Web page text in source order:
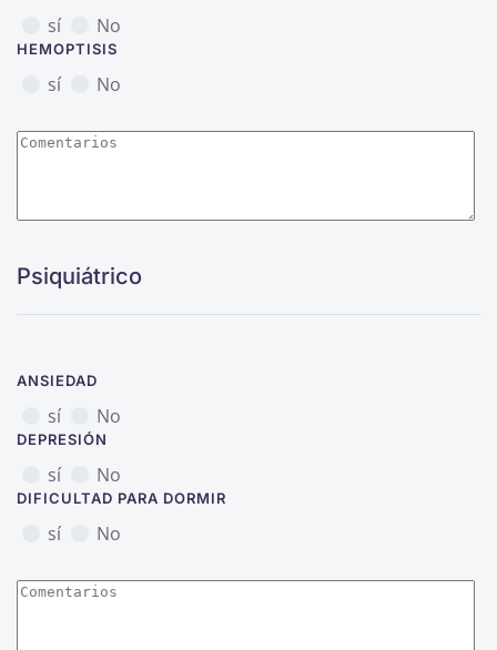
sí No
HEMOPTISIS
sí No
Psiquiátrico
ANSIEDAD
sí No
DEPRESIÓN
sí No
DIFICULTAD PARA DORMIR
sí No